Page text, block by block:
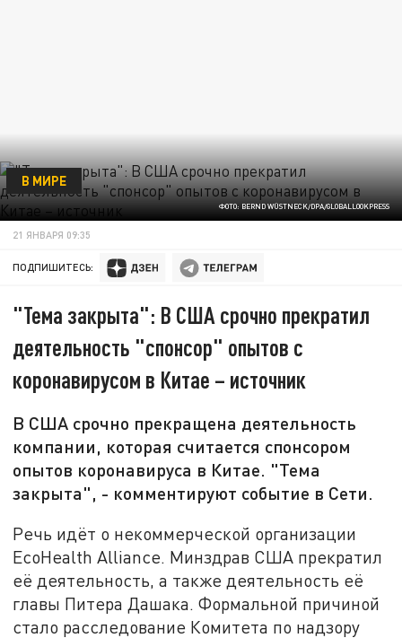
ФОТО: BERND WÜSTNECK/DPA/GLOBALLOOKPRESS
В МИРЕ
21 ЯНВАРЯ 09:35
ПОДПИШИТЕСЬ:
"Тема закрыта": В США срочно прекратил
деятельность "спонсор" опытов с
коронавирусом в Китае – источник
В США срочно прекращена деятельность
компании, которая считается спонсором
опытов коронавируса в Китае. "Тема
закрыта", - комментируют событие в Сети.
Речь идёт о некоммерческой организации
EcoHealth Alliance. Минздрав США прекратил
её деятельность, а также деятельность её
главы Питера Дашака. Формальной причиной
стало расследование Комитета по надзору